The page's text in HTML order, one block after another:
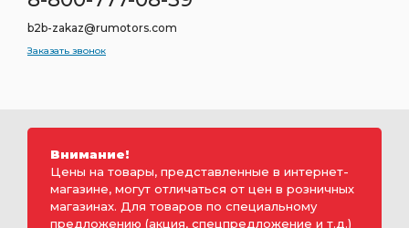
b2b-zakaz@rumotors.com
Заказать звонок
Внимание!
Цены на товары, представленные в интернет-
магазине, могут отличаться от цен в розничных
магазинах. Для товаров по специальному
предложению (акция, спецпредложение и т.д.)